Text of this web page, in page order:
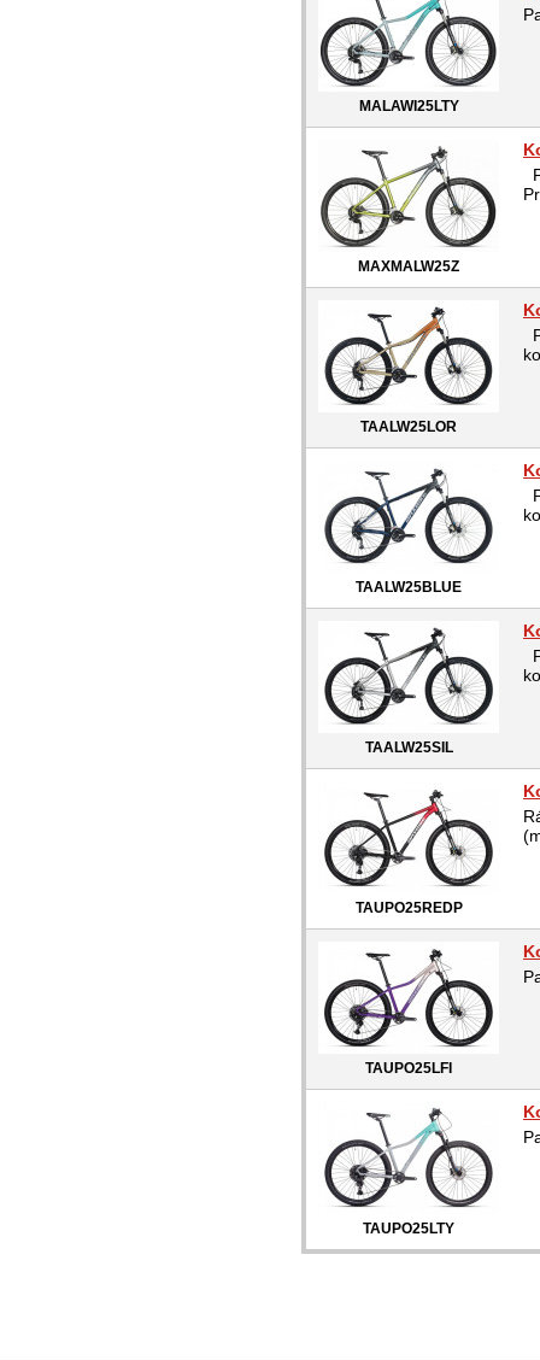
MALAWI25LTY
MAXMALW25Z
TAALW25LOR
TAALW25BLUE
TAALW25SIL
TAUPO25REDP
TAUPO25LFI
TAUPO25LTY